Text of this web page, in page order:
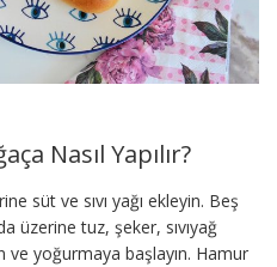
Nasıl Yapılır?
süt ve sıvı yağı ekleyin. Beş
üzerine tuz, şeker, sıvıyağ
ve yoğurmaya başlayın. Hamur